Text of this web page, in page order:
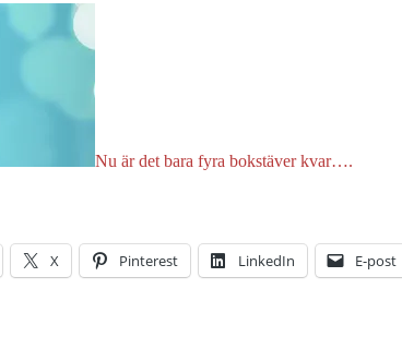
Nu är det bara fyra bokstäver kvar….
X Pinterest LinkedIn E-post